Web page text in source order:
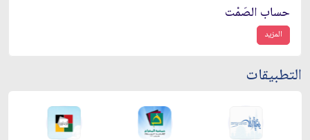
حساب الصَمْت
المزيد
التطبيقات